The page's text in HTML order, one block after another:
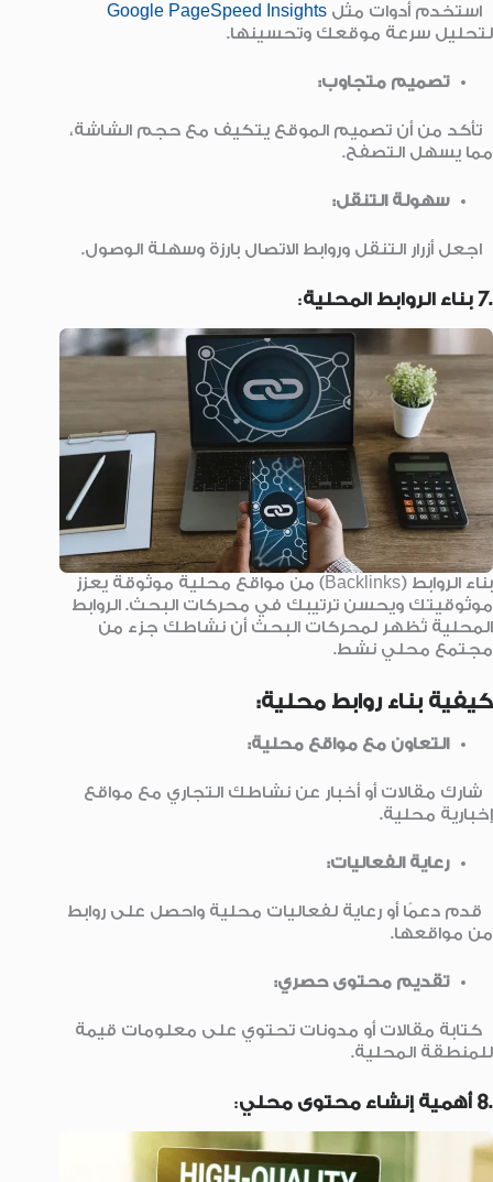
استخدم أدوات مثل Google PageSpeed Insights
لتحليل سرعة موقعك وتحسينها.
تصميم متجاوب:
تأكد من أن تصميم الموقع يتكيف مع حجم الشاشة،
مما يسهل التصفح.
سهولة التنقل:
اجعل أزرار التنقل وروابط الاتصال بارزة وسهلة الوصول.
.7 بناء الروابط المحلية :
بناء الروابط (Backlinks) من مواقع محلية موثوقة يعزز
موثوقيتك ويحسن ترتيبك في محركات البحث. الروابط
المحلية تُظهر لمحركات البحث أن نشاطك جزء من
مجتمع محلي نشط.
كيفية بناء روابط محلية:
التعاون مع مواقع محلية:
شارك مقالات أو أخبار عن نشاطك التجاري مع مواقع
إخبارية محلية.
رعاية الفعاليات:
قدم دعمًا أو رعاية لفعاليات محلية واحصل على روابط
من مواقعها.
تقديم محتوى حصري:
كتابة مقالات أو مدونات تحتوي على معلومات قيمة
للمنطقة المحلية.
.8 أهمية إنشاء محتوى محلي :